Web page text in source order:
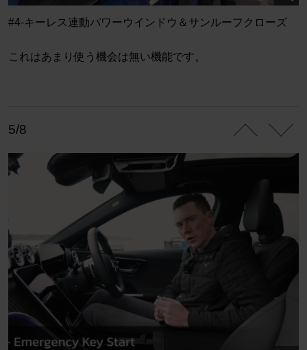
#4-キーレス連動パワーウインドウ＆サンルーフクローズ
これはあまり使う機会は無い機能です。
5/8